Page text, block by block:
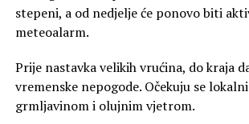
stepeni, a od nedjelje će ponovo biti
meteoalarm.
Prije nastavka velikih vrućina, do kraja
vremenske nepogode. Očekuju se
grmljavinom i olujnim vjetrom.